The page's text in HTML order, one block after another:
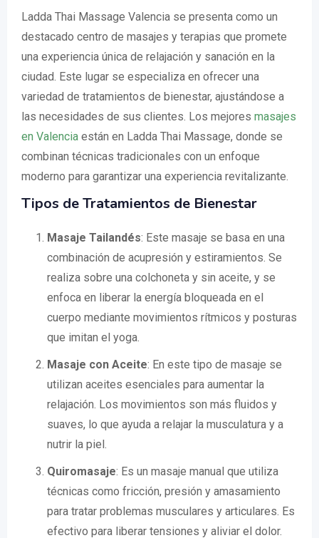
Ladda Thai Massage Valencia se presenta como un
destacado centro de masajes y terapias que promete
una experiencia única de relajación y sanación en la
ciudad. Este lugar se especializa en ofrecer una
variedad de tratamientos de bienestar, ajustándose a
las necesidades de sus clientes. Los mejores masajes
en Valencia están en Ladda Thai Massage, donde se
combinan técnicas tradicionales con un enfoque
moderno para garantizar una experiencia revitalizante.
Tipos de Tratamientos de Bienestar
Masaje Tailandés: Este masaje se basa en una
combinación de acupresión y estiramientos. Se
realiza sobre una colchoneta y sin aceite, y se
enfoca en liberar la energía bloqueada en el
cuerpo mediante movimientos rítmicos y posturas
que imitan el yoga.
Masaje con Aceite: En este tipo de masaje se
utilizan aceites esenciales para aumentar la
relajación. Los movimientos son más fluidos y
suaves, lo que ayuda a relajar la musculatura y a
nutrir la piel.
Quiromasaje: Es un masaje manual que utiliza
técnicas como fricción, presión y amasamiento
para tratar problemas musculares y articulares. Es
efectivo para liberar tensiones y aliviar el dolor.